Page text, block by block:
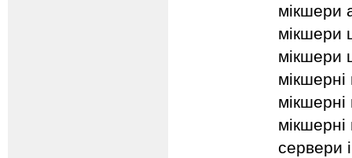
мікшери
мікшери
мікшери
мікшерні
мікшерні
сервери